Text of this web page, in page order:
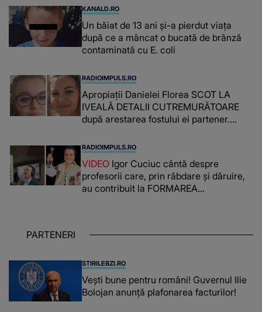
KANALD.RO
Un băiat de 13 ani și-a pierdut viața
după ce a mâncat o bucată de brânză
contaminată cu E. coli
RADIOIMPULS.RO
Apropiații Danielei Florea SCOT LA
IVEALĂ DETALII CUTREMURĂTOARE
după arestarea fostului ei partener.
românca ucisă în Italia și ascunsă în
lada unui pat: " Îmi pare rău că nu am
reușit să fac mai mult pentru ea și..."
RADIOIMPULS.RO
VIDEO Igor Cuciuc cântă despre
profesorii care, prin răbdare și dăruire,
au contribuit la FORMAREA
chiar și după trecerea anilor: "De
PARTENERI
STIRILEBZI.RO
Vești bune pentru români! Guvernul Ilie
Bolojan anunță plafonarea facturilor!